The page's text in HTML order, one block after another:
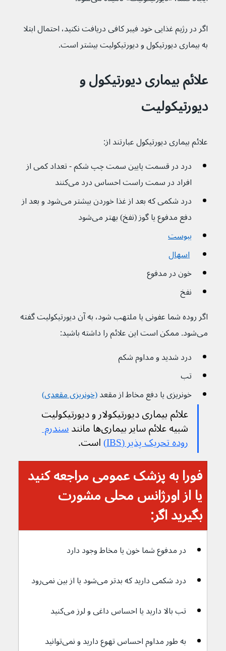
اگر در رژیم غذایی خود فیبر کافی دریافت نکنید، احتمال ابتلا
به بیماری دیورتیکول و دیورتیکولیت بیشتر است.
علائم بیماری دیورتیکول و
دیورتیکولیت
علائم بیماری دیورتیکول عبارتند از:
درد در قسمت پایین سمت چپ شکم - تعداد کمی از
افراد در سمت راست احساس درد می‌کنند
درد شکمی که بعد از غذا خوردن بیشتر می‌شود و بعد از
دفع مدفوع یا گوز (نفخ) بهتر می‌‌شود
یبوست
اسهال
خون در مدفوع
نفخ
اگر روده شما عفونی یا ملتهب شود، به آن دیورتیکولیت گفته
می‌شود. ممکن است این علائم را داشته باشید:
درد شدید و مداوم شکم
تب
خونریزی یا دفع مخاط از مقعد (خونریزی مقعدی)
علائم بیماری دیورتیکولار و دیورتیکولیت
شبیه علائم سایر بیماری‌ها مانند سندرم
روده تحریک پذیر (IBS) است.
فورا به پزشک عمومی مراجعه کنید
یا از اورژانس محلی مشورت
بگیرید اگر:
در مدفوع شما خون یا مخاط وجود دارد
درد شکمی دارید که بدتر می‌شود یا از بین نمی‌رود
تب بالا دارید یا احساس داغی و لرز می‌کنید
به طور مداوم احساس تهوع دارید و نمی‌توانید